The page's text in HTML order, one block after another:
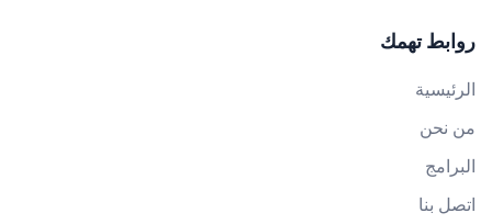
روابط تهمك
الرئيسية
من نحن
البرامج
اتصل بنا